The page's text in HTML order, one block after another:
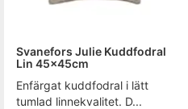
Svanefors Julie Kuddfodral
Lin 45x45cm
Enfärgat kuddfodral i lätt
tumlad linnekvalitet. D...